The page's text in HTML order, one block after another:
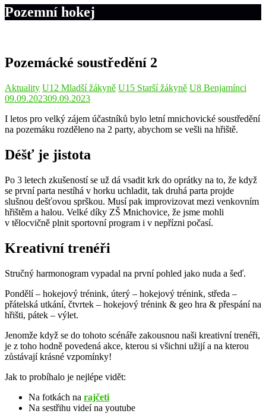
Pozemní hokej
Pozemácké soustředění 2
Aktuality U12 Mladší žákyně U15 Starší žákyně U8 Benjamínci
09.09.202309.09.2023
I letos pro velký zájem účastníků bylo letní mnichovické soustředění
na pozemáku rozděleno na 2 party, abychom se vešli na hřiště.
Déšť je jistota
Po 3 letech zkušeností se už dá vsadit krk do oprátky na to, že když
se první parta nestíhá v horku uchladit, tak druhá parta projde
slušnou dešťovou sprškou. Musí pak improvizovat mezi venkovním
hřištěm a halou. Velké díky ZŠ Mnichovice, že jsme mohli
v tělocvičně plnit sportovní program i v nepřízni počasí.
Kreativní trenéři
Stručný harmonogram vypadal na první pohled jako nuda a šeď.
Pondělí – hokejový trénink, úterý – hokejový trénink, středa –
přátelská utkání, čtvrtek – hokejový trénink & geo hra & přespání na
hřišti, pátek – výlet.
Jenomže když se do tohoto scénáře zakousnou naši kreativní trenéři,
je z toho hodně povedená akce, kterou si všichni užijí a na kterou
zůstávají krásné vzpomínky!
Jak to probíhalo je nejlépe vidět:
Na fotkách na rajčeti
Na sestřihu videí na youtube